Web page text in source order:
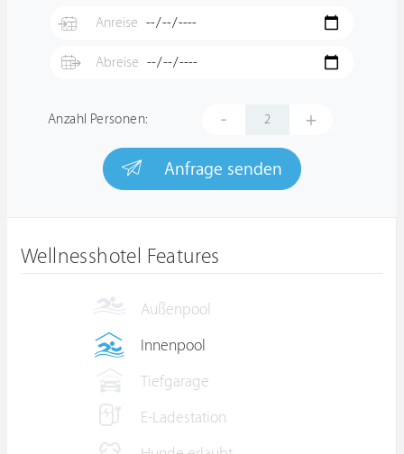
Anzahl Personen: - +
Anfrage senden
Wellnesshotel Features
Außenpool
Innenpool
Tiefgarage
E-Ladestation